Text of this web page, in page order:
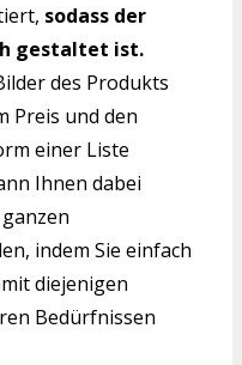
sodass der
gestaltet ist.
des Produkts
Preis und den
einer Liste
Ihnen dabei
indem Sie einfach
diejenigen
Bedürfnissen